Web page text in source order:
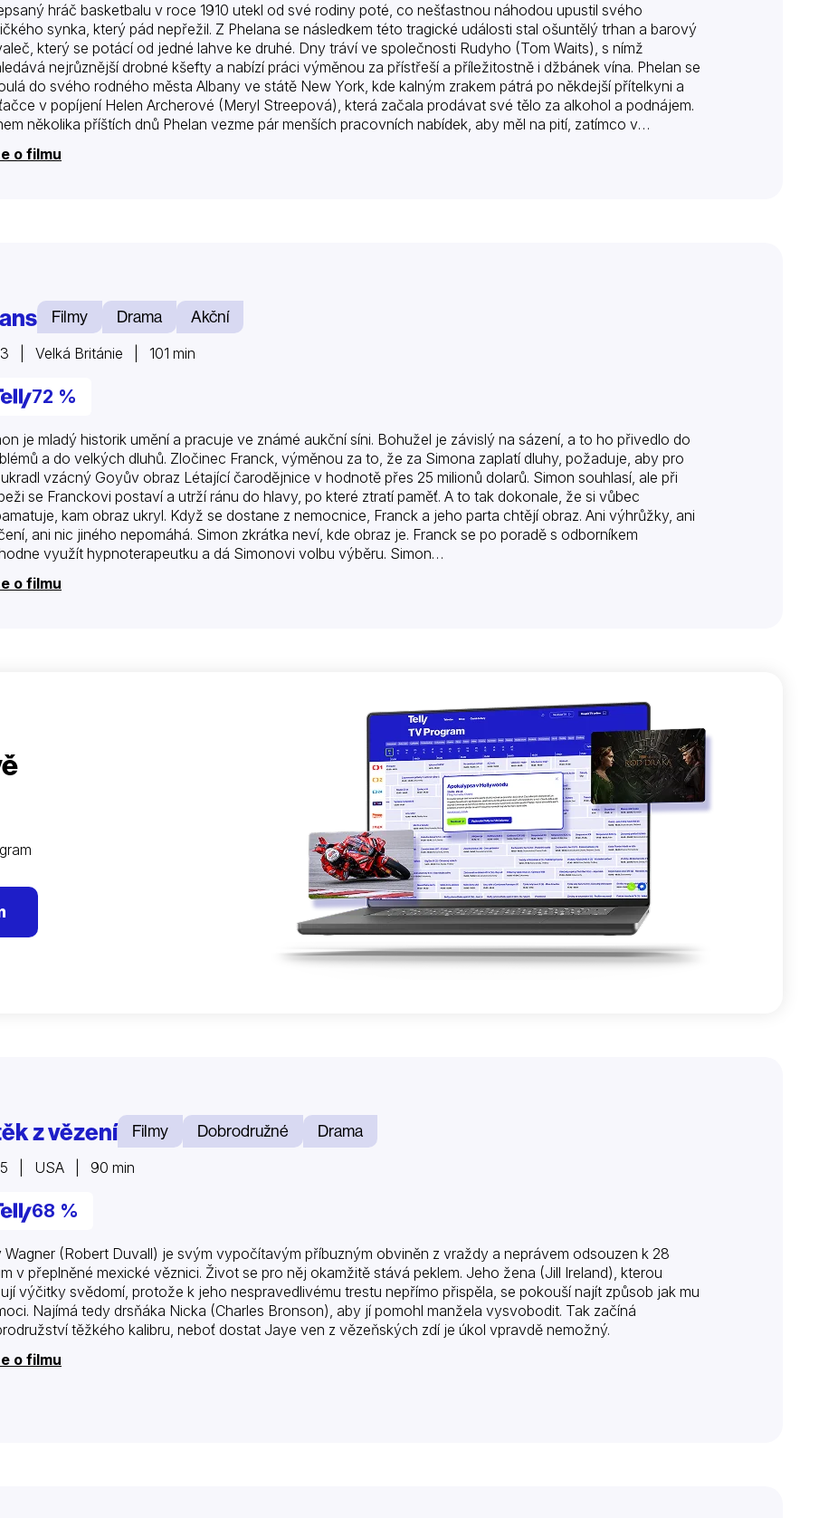
hráč basketbalu v roce 1910 utekl od své rodiny poté, co nešťastnou náhodou upustil svého
synka, který pád nepřežil. Z Phelana se následkem této tragické události stal ošuntělý trhan a barový
který se potácí od jedné lahve ke druhé. Dny tráví ve společnosti Rudyho (Tom Waits), s nímž
nejrůznější drobné kšefty a nabízí práci výměnou za přístřeší a příležitostně i džbánek vína. Phelan se
do svého rodného města Albany ve státě New York, kde kalným zrakem pátrá po někdejší přítelkyni a
v popíjení Helen Archerové (Meryl Streepová), která začala prodávat své tělo za alkohol a podnájem.
několika příštích dnů Phelan vezme pár menších pracovních nabídek, aby měl na pití, zatímco v
se…
o filmu
Filmy Drama Akční
| Velká Británie | 101 min
72 %
je mladý historik umění a pracuje ve známé aukční síni. Bohužel je závislý na sázení, a to ho přivedlo do
a do velkých dluhů. Zločinec Franck, výměnou za to, že za Simona zaplatí dluhy, požaduje, aby pro
vzácný Goyův obraz Létající čarodějnice v hodnotě přes 25 milionů dolarů. Simon souhlasí, ale při
se Franckovi postaví a utrží ránu do hlavy, po které ztratí paměť. A to tak dokonale, že si vůbec
kam obraz ukryl. Když se dostane z nemocnice, Franck a jeho parta chtějí obraz. Ani výhrůžky, ani
ani nic jiného nepomáhá. Simon zkrátka neví, kde obraz je. Franck se po poradě s odborníkem
využít hypnoterapeutku a dá Simonovi volbu výběru. Simon…
o filmu
z vězení Filmy Dobrodružné Drama
| USA | 90 min
68 %
Wagner (Robert Duvall) je svým vypočítavým příbuzným obviněn z vraždy a neprávem odsouzen k 28
v přeplněné mexické věznici. Život se pro něj okamžitě stává peklem. Jeho žena (Jill Ireland), kterou
výčitky svědomí, protože k jeho nespravedlivému trestu nepřímo přispěla, se pokouší najít způsob jak mu
Najímá tedy drsňáka Nicka (Charles Bronson), aby jí pomohl manžela vysvobodit. Tak začíná
těžkého kalibru, neboť dostat Jaye ven z vězeňských zdí je úkol vpravdě nemožný.
o filmu